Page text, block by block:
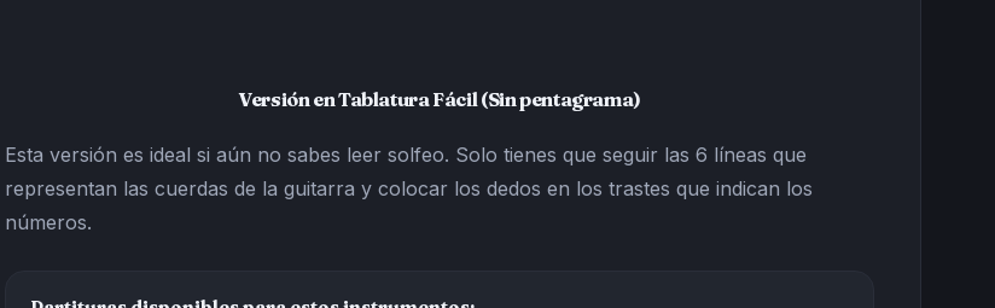
Versión en Tablatura Fácil (Sin pentagrama)
Esta versión es ideal si aún no sabes leer solfeo. Solo tienes que seguir las 6 líneas que
representan las cuerdas de la guitarra y colocar los dedos en los trastes que indican los
números.